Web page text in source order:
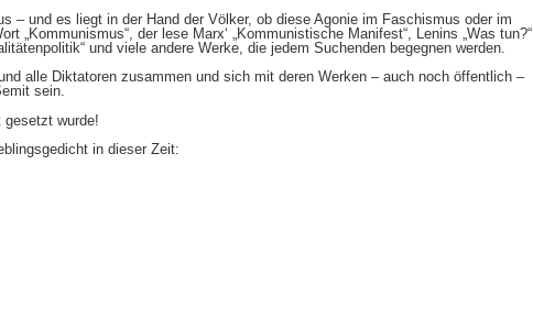
– und es liegt in der Hand der Völker, ob diese Agonie im Faschismus oder im
„Kommunismus“, der lese Marx‘ „Kommunistische Manifest“, Lenins „Was tun?“,
und viele andere Werke, die jedem Suchenden begegnen werden.
alle Diktatoren zusammen und sich mit deren Werken – auch noch öffentlich –
sein.
gesetzt wurde!
in dieser Zeit: